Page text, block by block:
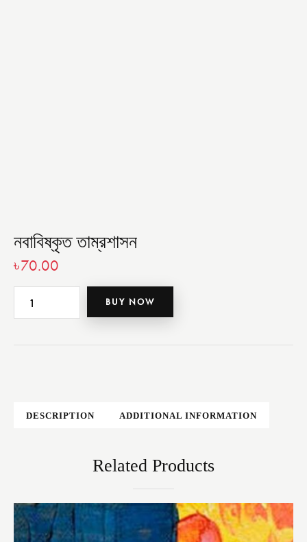
নবাবিষ্কৃত তাম্রশাসন
৳70.00
BUY NOW
DESCRIPTION ADDITIONAL INFORMATION
Related Products